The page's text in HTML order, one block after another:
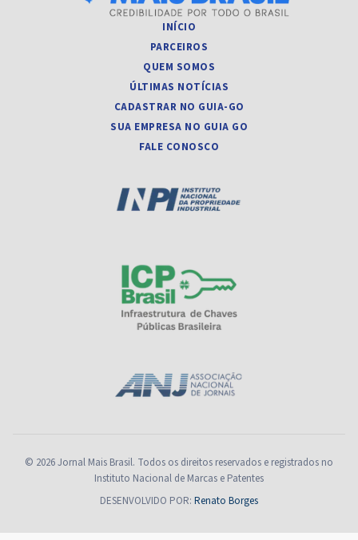
INÍCIO
PARCEIROS
QUEM SOMOS
ÚLTIMAS NOTÍCIAS
CADASTRAR NO GUIA-GO
SUA EMPRESA NO GUIA GO
FALE CONOSCO
© 2026 Jornal Mais Brasil. Todos os direitos reservados e registrados no
Instituto Nacional de Marcas e Patentes
DESENVOLVIDO POR: Renato Borges